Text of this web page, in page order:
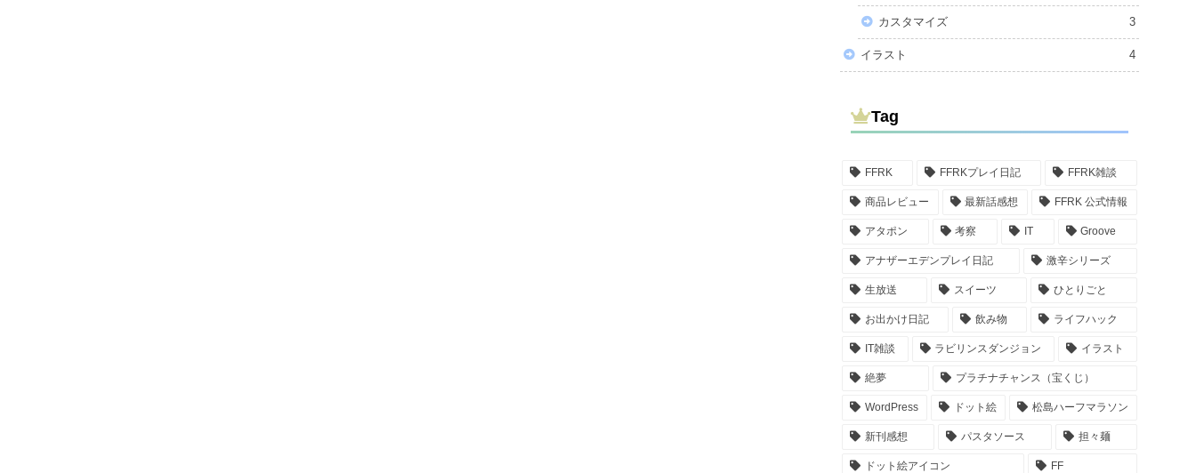
カスタマイズ 3
イラスト 4
Tag
FFRK FFRKプレイ日記 FFRK雑談
商品レビュー 最新話感想 FFRK 公式情報
アタポン 考察 IT Groove
アナザーエデンプレイ日記 激辛シリーズ
生放送 スイーツ ひとりごと
お出かけ日記 飲み物 ライフハック
IT雑談 ラビリンスダンジョン イラスト
絶夢 プラチナチャンス（宝くじ）
WordPress ドット絵 松島ハーフマラソン
新刊感想 パスタソース 担々麺
ドット絵アイコン FF